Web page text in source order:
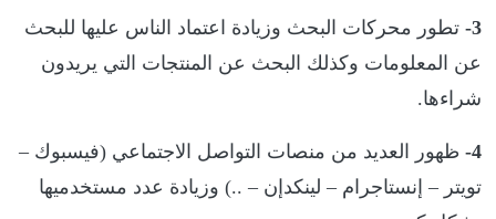
3- تطور محركات البحث وزيادة اعتماد الناس عليها للبحث
عن المعلومات وكذلك البحث عن المنتجات التي يريدون
شراءها.
4- ظهور العديد من منصات التواصل الاجتماعي (فيسبوك –
تويتر – إنستاجرام – لينكدإن – ..) وزيادة عدد مستخدميها